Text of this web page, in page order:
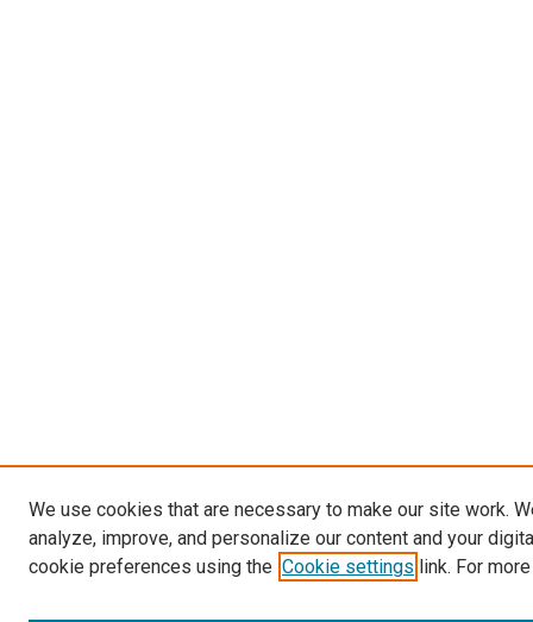
We use cookies that are necessary to make our site work.
analyze, improve, and personalize our content and your
cookie preferences using the Cookie settings link. For